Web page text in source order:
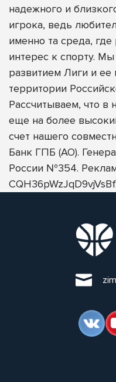
надежного и
игрока, ведь
именно та среда,
интерес к спорту.
развитием Лиги и ее
территории
Рассчитываем, что в
еще на более
счет нашего
Банк ГПБ (АО).
России №354.